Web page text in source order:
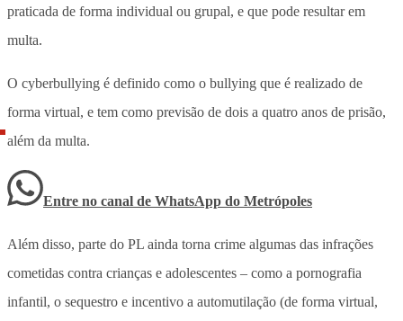
praticada de forma individual ou grupal, e que pode resultar em
multa.
O cyberbullying é definido como o bullying que é realizado de
forma virtual, e tem como previsão de dois a quatro anos de prisão,
além da multa.
Entre no canal de WhatsApp do Metrópoles
Além disso, parte do PL ainda torna crime algumas das infrações
cometidas contra crianças e adolescentes – como a pornografia
infantil, o sequestro e incentivo a automutilação (de forma virtual,